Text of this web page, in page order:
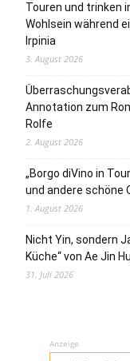
Touren und trinken
Wohlsein während
Irpinia
3. August 2026
Annotation zum
Rolfe
2. August 2026
„Borgo diVino in
und andere schöne
1. August 2026
Nicht Yin, sondern
Küche“ von Ae Jin
31. Juli 2026
Anzeige